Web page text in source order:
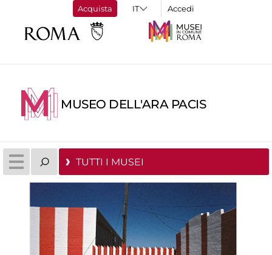
Acquista Accedi
MUSEO DELL'ARA PACIS
TUTTI I MUSEI